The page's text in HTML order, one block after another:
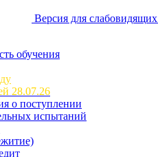
Версия для слабовидящих
обучения
28.07.26
о поступлении
испытаний